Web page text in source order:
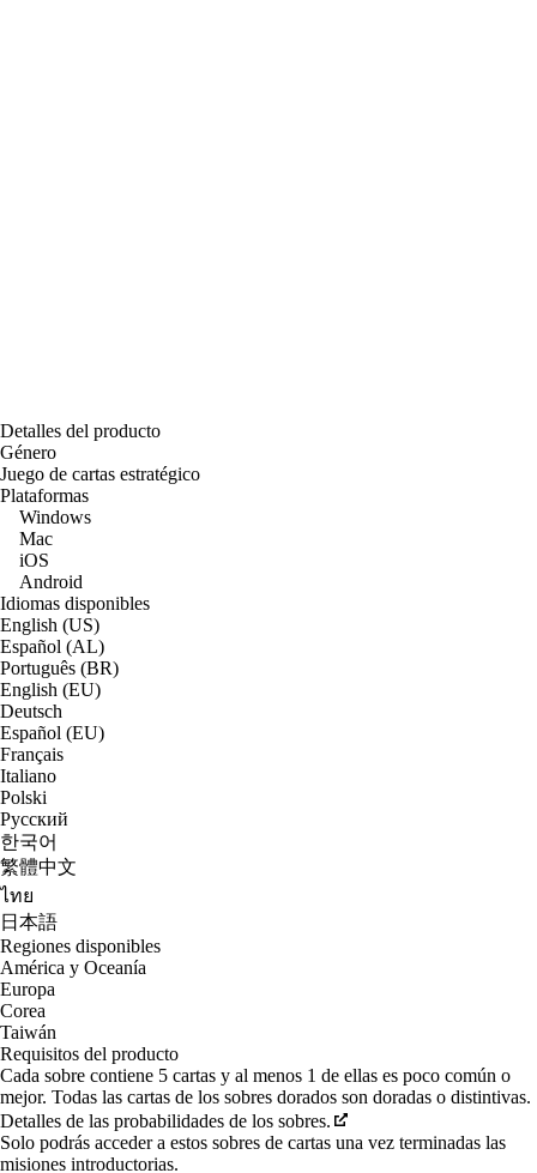
Detalles del producto
Género
Juego de cartas estratégico
Plataformas
Windows
Mac
iOS
Android
Idiomas disponibles
English (US)
Español (AL)
Português (BR)
English (EU)
Deutsch
Español (EU)
Français
Italiano
Polski
Русский
한국어
繁體中文
ไทย
日本語
Regiones disponibles
América y Oceanía
Europa
Corea
Taiwán
Requisitos del producto
Cada sobre contiene 5 cartas y al menos 1 de ellas es poco común o
mejor. Todas las cartas de los sobres dorados son doradas o distintivas.
Detalles de las probabilidades de los sobres.
Solo podrás acceder a estos sobres de cartas una vez terminadas las
misiones introductorias.